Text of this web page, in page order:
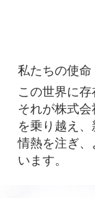
この世界に存
それが株式
を乗り越え
情熱を注ぎ、
います。
私たちの使命